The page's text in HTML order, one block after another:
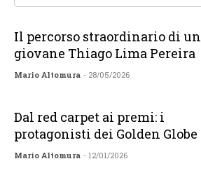
Il percorso straordinario di un
giovane Thiago Lima Pereira
Mario Altomura - 28/05/2026
Dal red carpet ai premi: i
protagonisti dei Golden Globe
Mario Altomura - 12/01/2026